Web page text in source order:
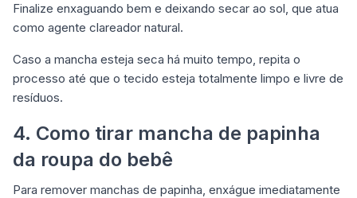
Finalize enxaguando bem e deixando secar ao sol, que atua
como agente clareador natural.
Caso a mancha esteja seca há muito tempo, repita o
processo até que o tecido esteja totalmente limpo e livre de
resíduos.
4. Como tirar mancha de papinha
da roupa do bebê
Para remover manchas de papinha, enxágue imediatamente